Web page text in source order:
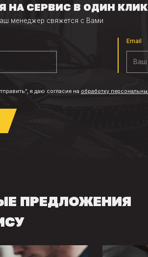
НА СЕРВИС В ОДИН
менеджер свяжется с Вами
Email
я даю согласие на обработку
ПРЕДЛОЖЕНИЯ